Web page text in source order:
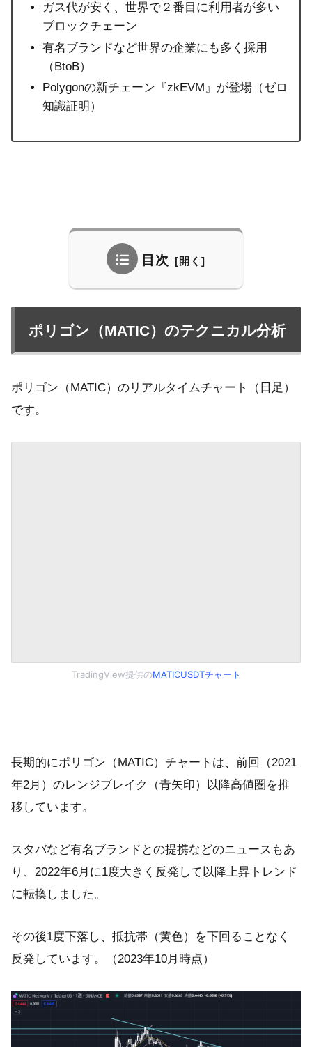
ガス代が安く、世界で２番目に利用者が多い
ブロックチェーン
有名ブランドなど世界の企業にも多く採用
（BtoB）
Polygonの新チェーン『zkEVM』が登場（ゼロ
知識証明）
目次
ポリゴン（MATIC）のテクニカル分析
ポリゴン（MATIC）のリアルタイムチャート（日足）
です。
TradingView提供のMATICUSDTチャート
長期的にポリゴン（MATIC）チャートは、前回（2021
年2月）のレンジブレイク（青矢印）以降高値圏を推
移しています。
スタバなど有名ブランドとの提携などのニュースもあ
り、2022年6月に1度大きく反発して以降上昇トレンド
に転換しました。
その後1度下落し、抵抗帯（黄色）を下回ることなく
反発しています。（2023年10月時点）